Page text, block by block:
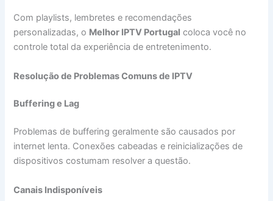
Com playlists, lembretes e recomendações
personalizadas, o Melhor IPTV Portugal coloca você no
controle total da experiência de entretenimento.
Resolução de Problemas Comuns de IPTV
Buffering e Lag
Problemas de buffering geralmente são causados por
internet lenta. Conexões cabeadas e reinicializações de
dispositivos costumam resolver a questão.
Canais Indisponíveis